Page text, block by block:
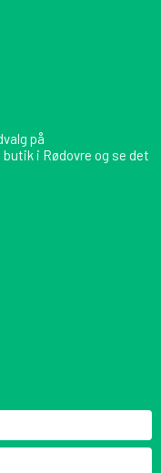
på
i Rødovre og se det